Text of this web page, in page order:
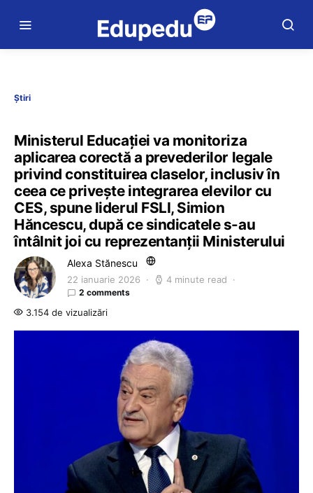
Știri
Ministerul Educației va monitoriza
aplicarea corectă a prevederilor legale
privind constituirea claselor, inclusiv în
ceea ce privește integrarea elevilor cu
CES, spune liderul FSLI, Simion
Hăncescu, după ce sindicatele s-au
întâlnit joi cu reprezentanții Ministerului
Alexa Stănescu
22 ianuarie 2026 4 minute read
2 comments
3.154 de vizualizări